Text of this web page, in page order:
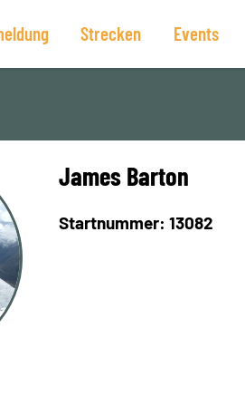
Strecken Events
James Barton
Startnummer: 13082